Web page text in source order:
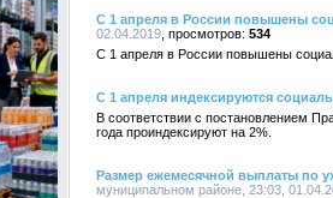
С 1 апреля в России повышены
02.04.2019
534
С 1 апреля в России повышены
С 1 апреля индексируются
В соответствии с постановлением
года проиндексируют на 2%.
Размер ежемесячной выплаты по
муниципальном районе, 23:03,